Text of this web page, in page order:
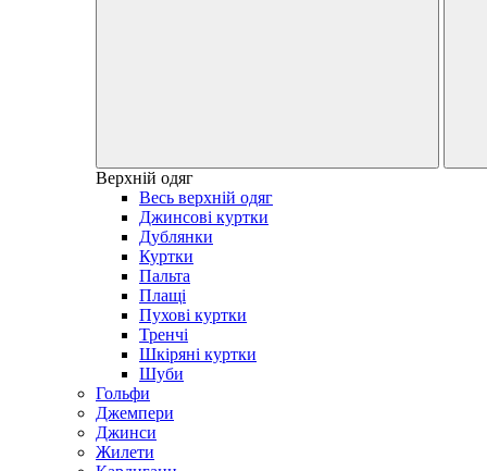
Верхній одяг
Весь верхній одяг
Джинсові куртки
Дублянки
Куртки
Пальта
Плащі
Пухові куртки
Тренчі
Шкіряні куртки
Шуби
Гольфи
Джемпери
Джинси
Жилети